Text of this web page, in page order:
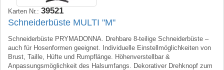
Karten Nr.: 39521
Schneiderbüste MULTI "M"
Schneiderbüste PRYMADONNA. Drehbare 8-teilige Schneiderbüste –
auch für Hosenformen geeignet. Individuelle Einstellmöglichkeiten von
Brust, Taille, Hüfte und Rumpflänge. Höhenverstellbar &
Anpassungsmöglichkeit des Halsumfangs. Dekorativer Drehknopf zum